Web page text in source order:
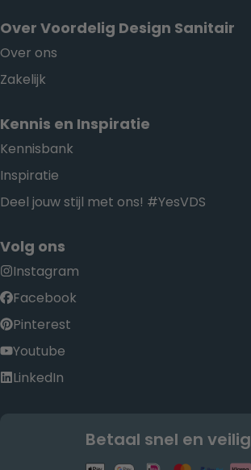
Over Voordelig Design Sanitair
Over ons
Zakelijk
Kennis en Inspiratie
Kennisbank
Inspiratie
Deel jouw stijl met ons! #YesVDS
Volg ons
Instagram
Facebook
Pinterest
Youtube
LinkedIn
Betaal snel en veilig